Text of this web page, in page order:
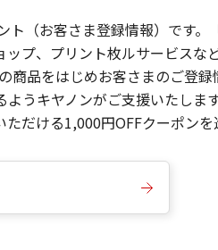
（お客さま登録情報）です
プ、プリント枚ルサービスな
品をはじめお客さまのご登
うキヤノンがご支援いたしま
だける1,000円OFFクーポンを